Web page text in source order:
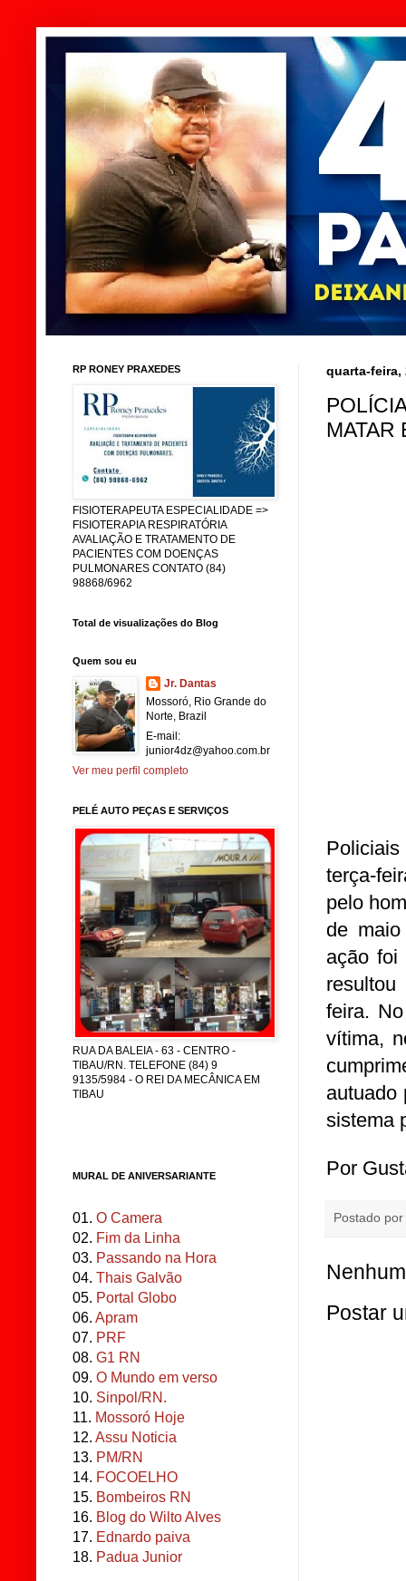
quarta-feira,
MATAR
Policiais
terça-
pelo
de
ação foi
feira.
vítima,
autuado
sistema
Por
Postado por
Postar
RP RONEY PRAXEDES
FISIOTERAPEUTA ESPECIALIDADE =>
FISIOTERAPIA RESPIRATÓRIA
AVALIAÇÃO E TRATAMENTO DE
PACIENTES COM DOENÇAS
PULMONARES CONTATO (84)
98868/6962
Total de visualizações do Blog
Quem sou eu
Jr. Dantas
Mossoró, Rio Grande do
Norte, Brazil
E-mail:
junior4dz@yahoo.com.br
Ver meu perfil completo
PELÉ AUTO PEÇAS E SERVIÇOS
RUA DA BALEIA - 63 - CENTRO -
TIBAU/RN. TELEFONE (84) 9
9135/5984 - O REI DA MECÂNICA EM
TIBAU
MURAL DE ANIVERSARIANTE
01. O Camera
02. Fim da Linha
03. Passando na Hora
04. Thais Galvão
05. Portal Globo
06. Apram
07. PRF
08. G1 RN
09. O Mundo em verso
10. Sinpol/RN.
11. Mossoró Hoje
12. Assu Noticia
13. PM/RN
14. FOCOELHO
15. Bombeiros RN
16. Blog do Wilto Alves
17. Ednardo paiva
18. Padua Junior